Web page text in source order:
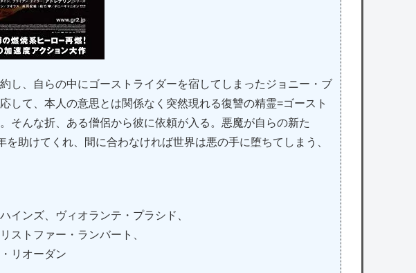
し、自らの中にゴーストライダーを宿してしまったジョニー・ブ
して、本人の意思とは関係なく突然現れる復讐の精霊=ゴースト
そんな折、ある僧侶から彼に依頼が入る。悪魔が自らの新た
を助けてくれ、間に合わなければ世界は悪の手に堕ちてしまう、
インズ、ヴィオランテ・プラシド、
ストファー・ランバート、
リオーダン